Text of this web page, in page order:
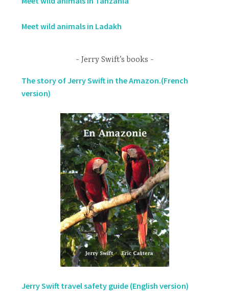
Meet wild animals in Ladakh
Jerry Swift’s books
The story of Jerry Swift in the Amazon.(French
version)
Jerry Swift travel safety guide (English version)